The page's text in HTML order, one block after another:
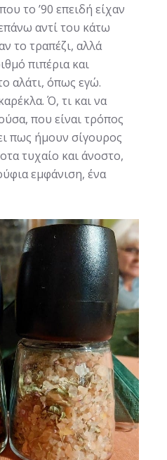
το ’90 επειδή είχαν
αντί του κάτω
το τραπέζι, αλλά
πιπέρια και
αλάτι, όπως εγώ.
Ό, τι και να
που είναι τρόπος
πως ήμουν σίγουρος
τυχαίο και άνοστο,
εμφάνιση, ένα